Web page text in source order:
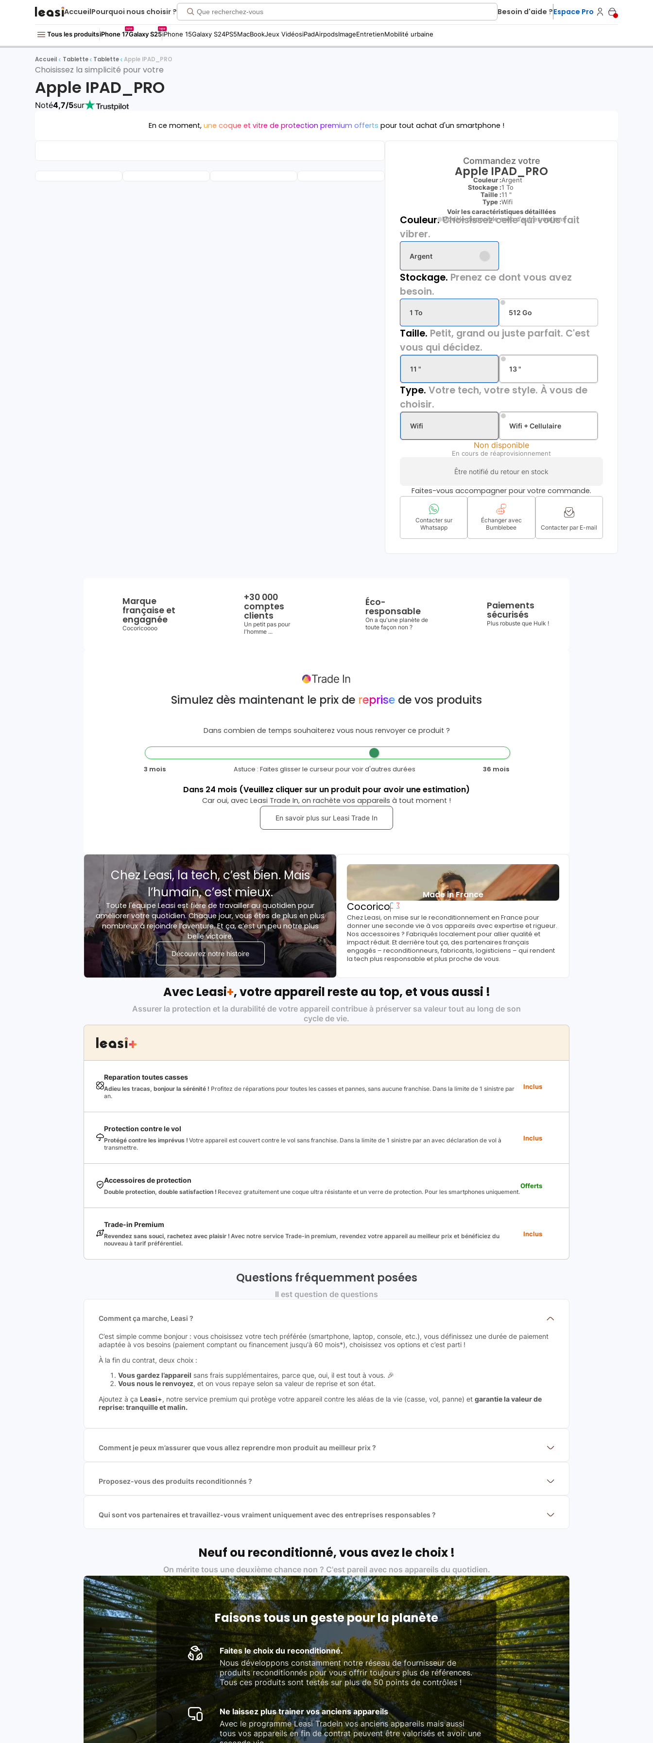
AccueilPourquoi nous choisir ? Besoin d'aide ?Espace Pro
Tous les produitsiPhone 17
new
Galaxy S25
new
iPhone 15Galaxy S24PS5MacBookJeux VidéosiPadAirpodsImageEntretienMobilité urbaine
Accueil Tablette Tablette Apple IPAD_PRO
Choisissez la simplicité pour votre
Apple IPAD_PRO
Noté4,7/5sur
En ce moment, une coque et vitre de protection premium offerts pour tout achat d'un smartphone !
Commandez votre
Apple IPAD_PRO
Couleur :Argent
Stockage :1 To
Taille :11 "
Type :Wifi
Voir les caractéristiques détaillées
Modèle disponible avec d'autres options
Couleur.Choisissez celle qui vous fait
vibrer.
Argent
Stockage. Prenez ce dont vous avez
besoin.
1 To 512 Go
Taille. Petit, grand ou juste parfait. C'est
vous qui décidez.
11 " 13 "
Type. Votre tech, votre style. À vous de
choisir.
Wifi Wifi + Cellulaire
Non disponible
En cours de réaprovisionnement
Être notifié du retour en stock
Faites-vous accompagner pour votre commande.
Contacter sur
Whatsapp
Échanger avec
Bumblebee
Contacter par E-mail
Marque
française et
engagnée
Cocoricoooo
+30 000
comptes
clients
Un petit pas pour
l'homme ...
Éco-
responsable
On a qu'une planète de
toute façon non ?
Paiements
sécurisés
Plus robuste que Hulk !
Simulez dès maintenant le prix de reprise de vos produits
Dans combien de temps souhaiterez vous nous renvoyer ce produit ?
3 mois Astuce : Faites glisser le curseur pour voir d'autres durées 36 mois
Dans 24 mois (Veuillez cliquer sur un produit pour avoir une estimation)
Car oui, avec Leasi Trade In, on rachète vos appareils à tout moment !
En savoir plus sur Leasi Trade In
Chez Leasi, la tech, c’est bien. Mais
l’humain, c’est mieux.
Toute l'équipe Leasi est fière de travailler au quotidien pour
améliorer votre quotidien. Chaque jour, vous êtes de plus en plus
nombreux à rejoindre l’aventure. Et ça, c’est un peu notre plus
belle victoire.
Découvrez notre histoire
Made in France
Cocorico
Chez Leasi, on mise sur le reconditionnement en France pour
donner une seconde vie à vos appareils avec expertise et rigueur.
Nos accessoires ? Fabriqués localement pour allier qualité et
impact réduit. Et derrière tout ça, des partenaires français
engagés – reconditionneurs, fabricants, logisticiens – qui rendent
la tech plus responsable et plus proche de vous.
Avec Leasi+, votre appareil reste au top, et vous aussi !
Assurer la protection et la durabilité de votre appareil contribue à préserver sa valeur tout au long de son
cycle de vie.
Reparation toutes casses
Adieu les tracas, bonjour la sérénité ! Profitez de réparations pour toutes les casses et pannes, sans aucune franchise. Dans la limite de 1 sinistre par
an.
Inclus
Protection contre le vol
Protégé contre les imprévus ! Votre appareil est couvert contre le vol sans franchise. Dans la limite de 1 sinistre par an avec déclaration de vol à
transmettre.
Inclus
Accessoires de protection
Double protection, double satisfaction ! Recevez gratuitement une coque ultra résistante et un verre de protection. Pour les smartphones uniquement.
Offerts
Trade-in Premium
Revendez sans souci, rachetez avec plaisir ! Avec notre service Trade-in premium, revendez votre appareil au meilleur prix et bénéficiez du
nouveau à tarif préférentiel.
Inclus
Questions fréquemment posées
Il est question de questions
Comment ça marche, Leasi ?
C’est simple comme bonjour : vous choisissez votre tech préférée (smartphone, laptop, console, etc.), vous définissez une durée de paiement
adaptée à vos besoins (paiement comptant ou financement jusqu'à 60 mois*), choisissez vos options et c’est parti !
À la fin du contrat, deux choix :
Vous gardez l’appareil sans frais supplémentaires, parce que, oui, il est tout à vous. 🎉
Vous nous le renvoyez, et on vous repaye selon sa valeur de reprise et son état.
Ajoutez à ça Leasi+, notre service premium qui protège votre appareil contre les aléas de la vie (casse, vol, panne) et garantie la valeur de
reprise: tranquille et malin.
Comment je peux m’assurer que vous allez reprendre mon produit au meilleur prix ?
Proposez-vous des produits reconditionnés ?
Qui sont vos partenaires et travaillez-vous vraiment uniquement avec des entreprises responsables ?
Labels environnementaux & qualité de nos partenaires :
Produits testés et vérifiés selon des standards rigoureux (80 à 100 points de contrôle en fonction des produits)
Respect des normes RAEE, RoHS, et du référentiel QualiRepar (bonus réparation)
Neuf ou reconditionné, vous avez le choix !
On mérite tous une deuxième chance non ? C'est pareil avec nos appareils du quotidien.
Faisons tous un geste pour la planète
Faites le choix du reconditionné.
Nous développons constamment notre réseau de fournisseur de
produits reconditionnés pour vous offrir toujours plus de références.
Tous ces produits sont testés sur plus de 50 points de contrôles !
Ne laissez plus trainer vos anciens appareils
Avec le programme Leasi TradeIn vos anciens appareils mais aussi
tous vos appareils en fin de contrat peuvent être valorisés et avoir une